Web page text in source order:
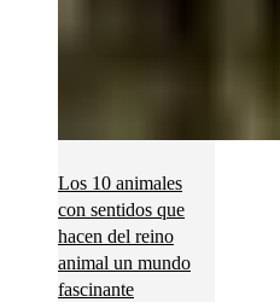
Los 10 animales
con sentidos que
hacen del reino
animal un mundo
fascinante